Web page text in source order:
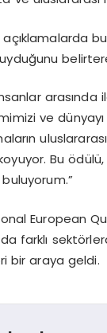
açıklamalarda
ve dünyayı
Bu
European
farklı
bir araya geldi.